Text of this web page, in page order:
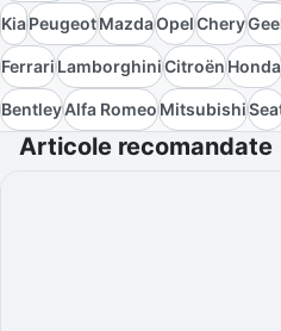
KiaPeugeotMazdaOpelChery
FerrariLamborghiniCitroënHonda
BentleyAlfa RomeoMitsubishi
Articole recomandate